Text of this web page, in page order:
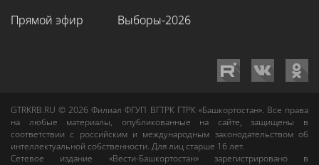
Прямой эфир Выборы-2026
GTRKRB.RU © 2026Филиал ФГУП ВГТРК ГТРК «Башкортостан». Все права
на любые материалы, опубликованные на сайте, защищены в
соответствии с российским и международным законодательством об
интеллектуальной собственности. Для лиц старше 16 лет.
Сетевое издание «Вести-Башкортостан»зарегистрировано в